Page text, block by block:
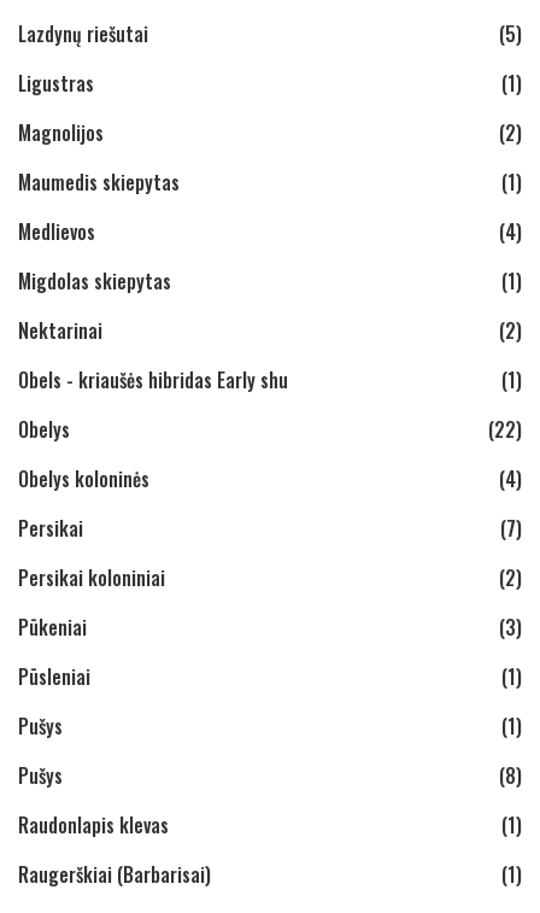
Lazdynų riešutai
(5)
Ligustras
(1)
Magnolijos
(2)
Maumedis skiepytas
(1)
Medlievos
(4)
Migdolas skiepytas
(1)
Nektarinai
(2)
Obels - kriaušės hibridas Early shu
(1)
Obelys
(22)
Obelys koloninės
(4)
Persikai
(7)
Persikai koloniniai
(2)
Pūkeniai
(3)
Pūsleniai
(1)
Pušys
(1)
Pušys
(8)
Raudonlapis klevas
(1)
Raugerškiai (Barbarisai)
(1)